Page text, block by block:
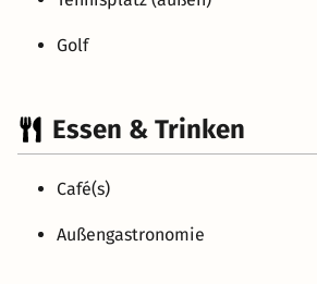
Golf
Essen & Trinken
Café(s)
Außengastronomie